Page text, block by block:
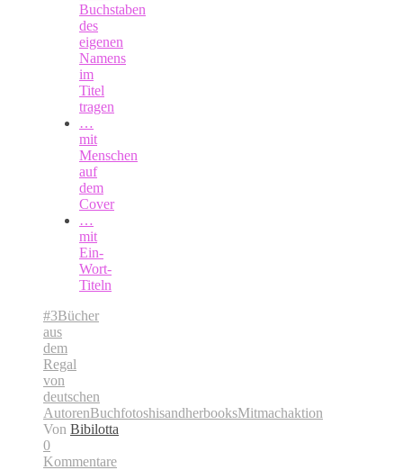
Buchstaben
des
eigenen
Namens
im
Titel
tragen
…
mit
Menschen
auf
dem
Cover
…
mit
Ein-
Wort-
Titeln
#3Bücher
aus
dem
Regal
von
deutschen
AutorenBuchfotoshisandherbooksMitmachaktion
Von Bibilotta
0
Kommentare